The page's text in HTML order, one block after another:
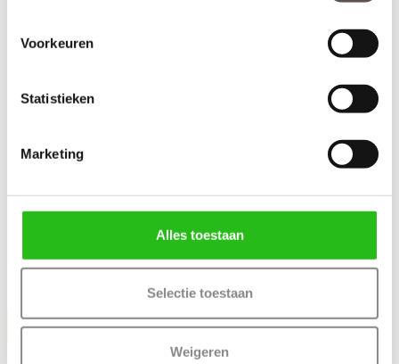
Voorkeuren
Statistieken
Marketing
Alles toestaan
Selectie toestaan
Weigeren
+ Deurgreep Vernal wit 50 cm (tweezijdig)
Productinformatie